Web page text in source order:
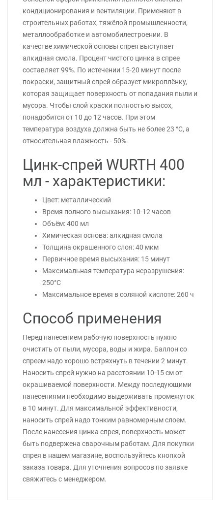
кондиционирования и вентиляции. Применяют в
строительных работах, тяжёлой промышленности,
металлообработке и автомобилестроении. В
качестве химической основы спрея выступает
алкидная смола. Процент чистого цинка в спрее
составляет 99%. По истечении 15-20 минут после
покраски, защитный спрей образует микроплёнку,
которая защищает поверхность от попадания пыли и
мусора. Чтобы слой краски полностью высох,
понадобится от 10 до 12 часов. При этом
температура воздуха должна быть не более 23 °C, а
относительная влажность - 50%.
Цинк-спрей WURTH 400
мл - характеристики:
Цвет: металлический
Время полного высыхания: 10-12 часов
Объём: 400 мл
Химическая основа: алкидная смола
Толщина окрашенного слоя: 40 мкм
Первичное время высыхания: 15 минут
Максимальная температура неразрушения:
250°C
Максимальное время в соляной кислоте: 260 ч
Способ применения
Перед нанесением рабочую поверхность нужно
очистить от пыли, мусора, воды и жира. Баллон со
спреем надо хорошо встряхнуть в течении 2 минут.
Наносить спрей нужно на расстоянии 10-15 см от
окрашиваемой поверхности. Между последующими
нанесениями необходимо выдерживать промежуток
в 10 минут. Для максимальной эффективности,
наносить спрей надо тонким равномерным слоем.
После нанесения цинка спрея, поверхность может
быть подвержена сварочным работам. Для покупки
спрея в нашем магазине, воспользуйтесь кнопкой
заказа товара. Для уточнения вопросов по заявке
свяжитесь с менеджером.